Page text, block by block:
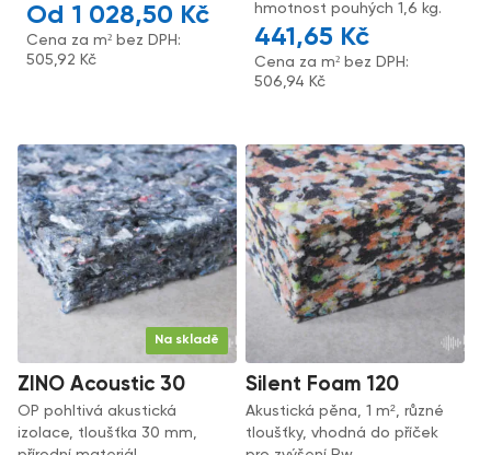
1 028,50 Kč
Cena za m² bez DPH:
505,92 Kč
hmotnost pouhých 1,6 kg.
441,65 Kč
Cena za m² bez DPH:
506,94 Kč
Na skladě
ZINO Acoustic 30
OP pohltivá akustická
izolace, tloušťka 30 mm,
Silent Foam 120
Akustická pěna, 1 m², různé
tloušťky, vhodná do příček